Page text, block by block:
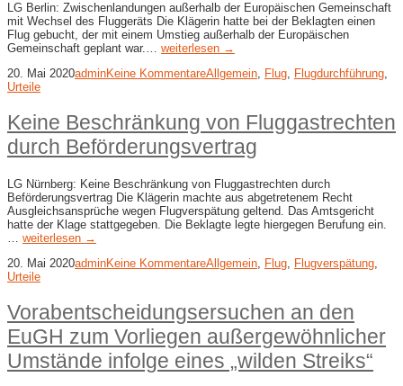
LG Berlin: Zwischenlandungen außerhalb der Europäischen Gemeinschaft
mit Wechsel des Fluggeräts Die Klägerin hatte bei der Beklagten einen
Flug gebucht, der mit einem Umstieg außerhalb der Europäischen
Gemeinschaft geplant war.… weiterlesen →
20. Mai 2020adminKeine KommentareAllgemein, Flug, Flugdurchführung,
Urteile
Keine Beschränkung von Fluggastrechten
durch Beförderungsvertrag
LG Nürnberg: Keine Beschränkung von Fluggastrechten durch
Beförderungsvertrag Die Klägerin machte aus abgetretenem Recht
Ausgleichsansprüche wegen Flugverspätung geltend. Das Amtsgericht
hatte der Klage stattgegeben. Die Beklagte legte hiergegen Berufung ein.
weiterlesen →
20. Mai 2020adminKeine KommentareAllgemein Flug Flugverspätung
Urteile
Vorabentscheidungsersuchen an den
EuGH zum Vorliegen außergewöhnlicher
Umstände infolge eines „wilden Streiks“